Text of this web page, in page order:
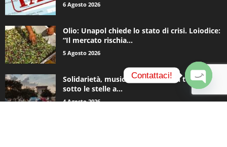
6 Agosto 2026
Olio: Unapol chiede lo stato di crisi. Loiodice:
“Il mercato rischia...
5 Agosto 2026
Solidarietà, musica e una notte in tenda
sotto le stelle a...
4 Agosto 2026
Contattaci!
O